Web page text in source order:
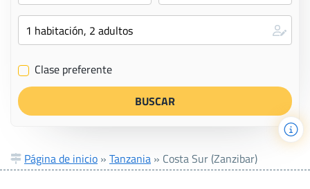
✔ Clase preferente
Página de inicio » Tanzania » Costa Sur (Zanzibar)